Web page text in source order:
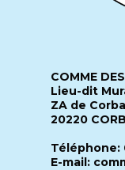
COMME
Lieu-dit
ZA de
20220
Téléphone:
E-mail: